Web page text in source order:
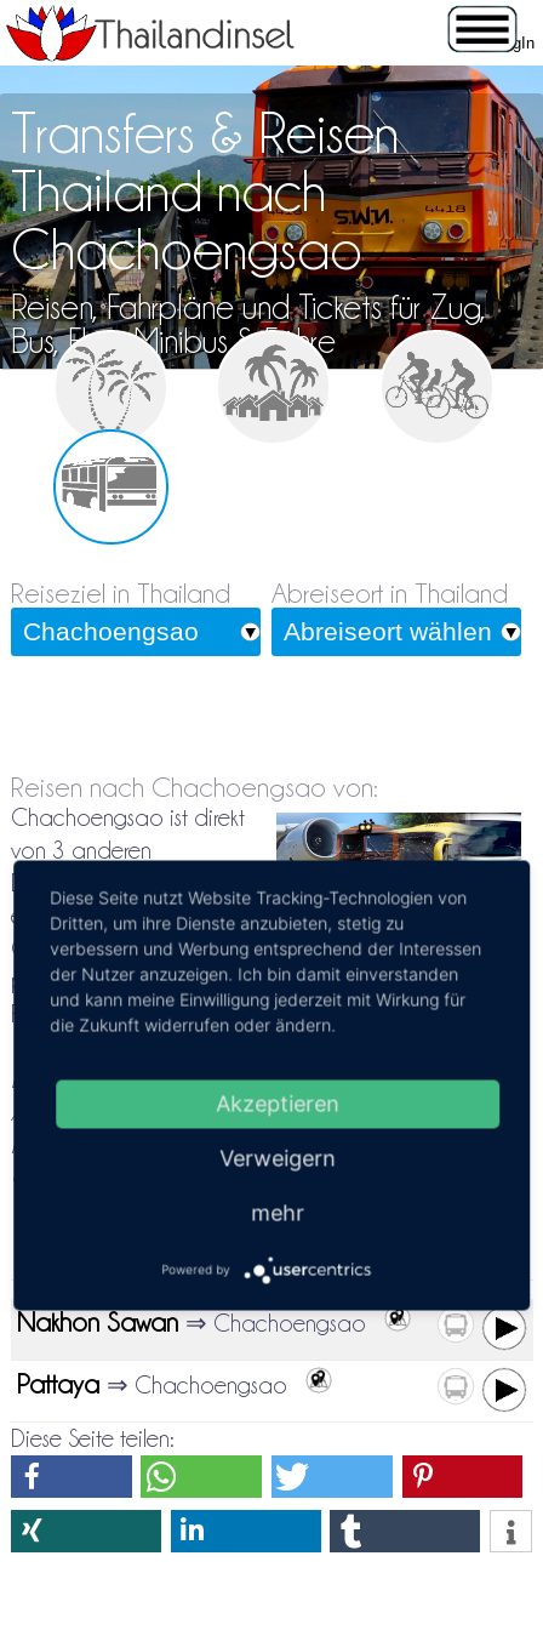
Transfers & Reisen
Thailand nach
Chachoengsao
Reisen, Fahrpläne und Tickets für Zug,
Bus, Flug, Minibus & Fähre
Reiseziel in Thailand Abreiseort in Thailand
Reisen nach Chachoengsao von:
Chachoengsao ist direkt
von 3 anderen
erreichbar. Nach
Chachoengsao kann man
per Bus reisen. Hier findest Du Tickets, Fahrpläne und
Fahrzeiten nach Chachoengsao
Bitte ein wenig Geduld, nach der Auswahl des
Abfahrtortes sucht die Datenbank nach allen
möglichen verfügbaren Verbindungen nach
Chachoengsao
Nakhon Sawan ⇒ Chachoengsao
Pattaya ⇒ Chachoengsao
Diese Seite teilen:
Diese Seite nutzt Website Tracking-Technologien von
Dritten, um ihre Dienste anzubieten, stetig zu
verbessern und Werbung entsprechend der Interessen
der Nutzer anzuzeigen. Ich bin damit einverstanden
und kann meine Einwilligung jederzeit mit Wirkung für
die Zukunft widerrufen oder ändern.
Akzeptieren
Verweigern
mehr
Powered by